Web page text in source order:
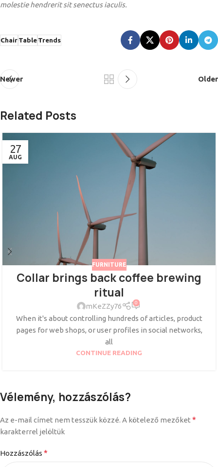
molestie hendrerit sit senectus iaculis.
ChairTableTrends
Newer Older
Related Posts
27
AUG
FURNITURE
Collar brings back coffee brewing
ritual
mKeZZy76 0
When it's about controlling hundreds of articles, product
pages for web shops, or user profiles in social networks,
all
CONTINUE READING
Vélemény, hozzászólás?
Az e-mail címet nem tesszük közzé. A kötelező mezőket *
karakterrel jelöltük
Hozzászólás *